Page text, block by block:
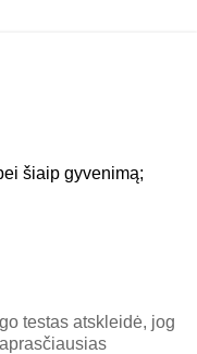
šiaip gyvenimą;
testas atskleidė, jog